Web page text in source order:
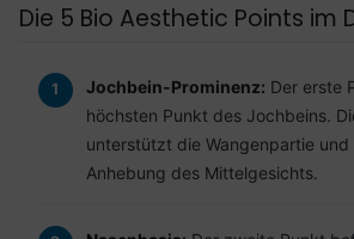
Die 5 Bio Aesthetic Points im
Jochbein-Prominenz: Der erste
höchsten Punkt des Jochbeins.
unterstützt die Wangenpartie
Anhebung des Mittelgesichts.